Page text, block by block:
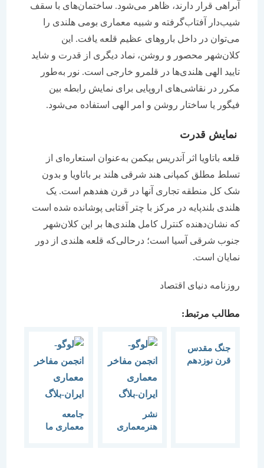
آبراهی قرار دارند، ظاهر می‌شود. ساختمان‌های با سقف
شیب‌دار آفتاب‌گرفته و شبیه معماری بومی هلندی را
می‌توان در داخل باروهای عظیم قلعه یافت. این
کلان‌شهر محصور و روشن، نماد دیگری از قدرت و شاید
تایید الهی هلندی‌ها در قلمرو خارجی است. نور به‌طور
مکرر در نقاشی‌های اروپایی برای نمایش رابطه بین
فیگور یا ساختار روشن و امر الهی استفاده می‌شود.
نمایش قدرت
قلعه باتاویا اثر آندریس بیکمن به‌عنوان استعاره‌ای از
تسلط مطلق کمپانی هند شرقی هلند بر باتاویا و بدون
شک کل منطقه تجاری آنها در قرن هفدهم است. یک
هلندی بلندپایه در مرکز با چتر آفتابی پوشانده شده است
که نشان‌دهنده کنترل کامل هلندی‌ها بر این کلان‌شهر
جنوب شرقی آسیا است؛ درحالی‌که قلعه هلندی از دور
نمایان است.
روزنامه دنیای اقتصاد
مطالب مرتبط:
جنگ مقدس
قرن نوزدهم
هنرمعماری
معماری ما